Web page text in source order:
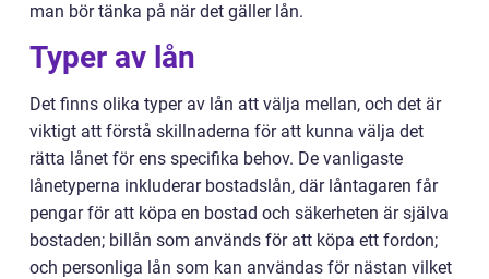
man bör tänka på när det gäller lån.
Typer av lån
Det finns olika typer av lån att välja mellan, och det är
viktigt att förstå skillnaderna för att kunna välja det
rätta lånet för ens specifika behov. De vanligaste
lånetyperna inkluderar bostadslån, där låntagaren får
pengar för att köpa en bostad och säkerheten är själva
bostaden; billån som används för att köpa ett fordon;
och personliga lån som kan användas för nästan vilket